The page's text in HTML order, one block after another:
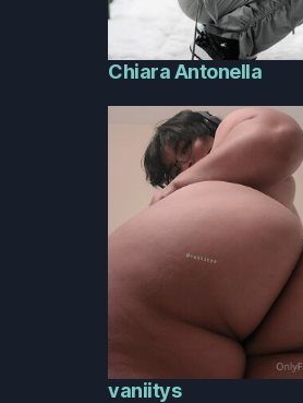
Chiara Antonella
vaniitys